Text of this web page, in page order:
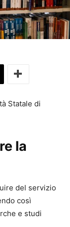
Statale di
la
del servizio
così
e studi